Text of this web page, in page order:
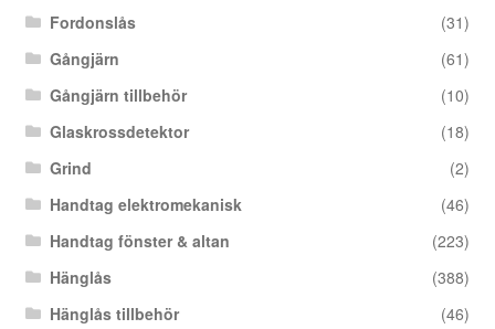
Fordonslås
(31)
Gångjärn
(61)
Gångjärn tillbehör
(10)
Glaskrossdetektor
(18)
Grind
(2)
Handtag elektromekanisk
(46)
Handtag fönster & altan
(223)
Hänglås
(388)
Hänglås tillbehör
(46)